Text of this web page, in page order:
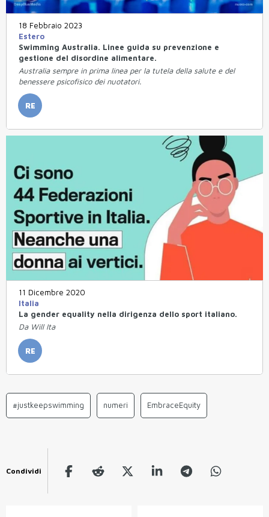
18 Febbraio 2023
Estero
Swimming Australia. Linee guida su prevenzione e
gestione del disordine alimentare.
Australia sempre in prima linea per la tutela della salute e del
benessere psicofisico dei nuotatori.
RE
11 Dicembre 2020
Italia
La gender equality nella dirigenza dello sport italiano.
Da Will Ita
RE
#justkeepswimming numeri EmbraceEquity
Condividi